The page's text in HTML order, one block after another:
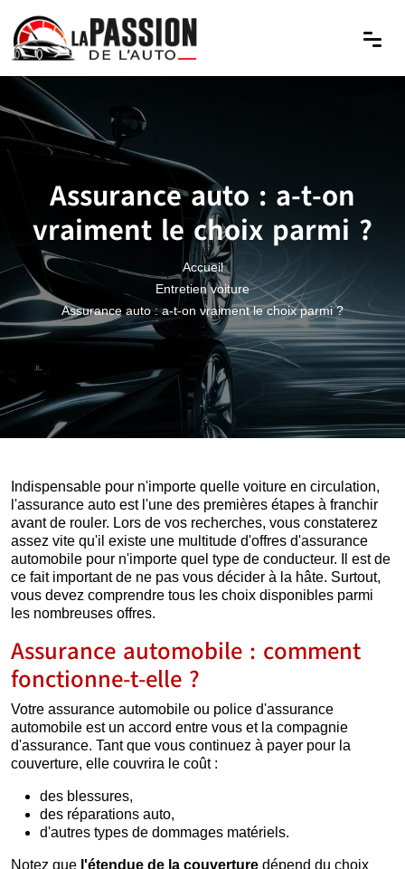
Assurance auto : a-t-on
vraiment le choix parmi ?
Accueil
Entretien voiture
Assurance auto : a-t-on vraiment le choix parmi ?
Indispensable pour n'importe quelle voiture en circulation,
l'assurance auto est l'une des premières étapes à franchir
avant de rouler. Lors de vos recherches, vous constaterez
assez vite qu'il existe une multitude d'offres d'assurance
automobile pour n'importe quel type de conducteur. Il est de
ce fait important de ne pas vous décider à la hâte. Surtout,
vous devez comprendre tous les choix disponibles parmi
les nombreuses offres.
Assurance automobile : comment
fonctionne-t-elle ?
Votre assurance automobile ou police d'assurance
automobile est un accord entre vous et la compagnie
d'assurance. Tant que vous continuez à payer pour la
couverture, elle couvrira le coût :
des blessures,
des réparations auto,
d'autres types de dommages matériels.
Notez que l'étendue de la couverture dépend du choix